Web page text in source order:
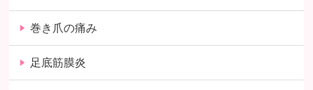
巻き爪の痛み
足底筋膜炎